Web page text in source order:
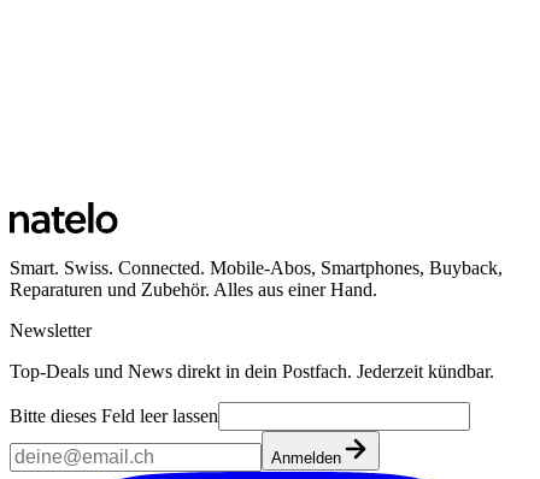
Smart. Swiss. Connected. Mobile-Abos, Smartphones, Buyback,
Reparaturen und Zubehör. Alles aus einer Hand.
Newsletter
Top-Deals und News direkt in dein Postfach. Jederzeit kündbar.
Bitte dieses Feld leer lassen
Anmelden